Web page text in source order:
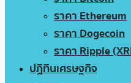
ราคา Ethereum
ราคา Dogecoin
ราคา Ripple
ปฏิทินเศรษฐกิจ